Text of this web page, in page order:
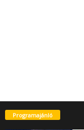
Programajánló